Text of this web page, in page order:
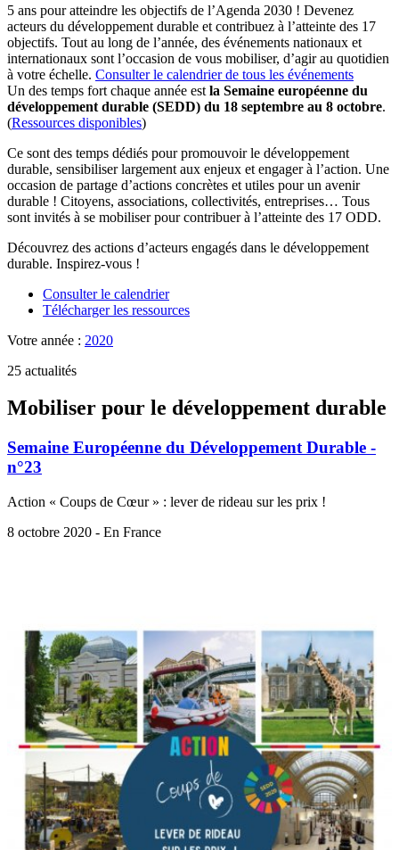
5 ans pour atteindre les objectifs de l’Agenda 2030 ! Devenez
acteurs du développement durable et contribuez à l’atteinte des 17
objectifs. Tout au long de l’année, des événements nationaux et
internationaux sont l’occasion de vous mobiliser, d’agir au quotidien
à votre échelle. Consulter le calendrier de tous les événements
Un des temps fort chaque année est la Semaine européenne du
développement durable (SEDD) du 18 septembre au 8 octobre.
(Ressources disponibles)
Ce sont des temps dédiés pour promouvoir le développement
durable, sensibiliser largement aux enjeux et engager à l’action. Une
occasion de partage d’actions concrètes et utiles pour un avenir
durable ! Citoyens, associations, collectivités, entreprises… Tous
sont invités à se mobiliser pour contribuer à l’atteinte des 17 ODD.
Découvrez des actions d’acteurs engagés dans le développement
durable. Inspirez-vous !
Consulter le calendrier
Télécharger les ressources
Votre année : 2020
25 actualités
Mobiliser pour le développement durable
Semaine Européenne du Développement Durable -
n°23
Action « Coups de Cœur » : lever de rideau sur les prix !
8 octobre 2020 - En France